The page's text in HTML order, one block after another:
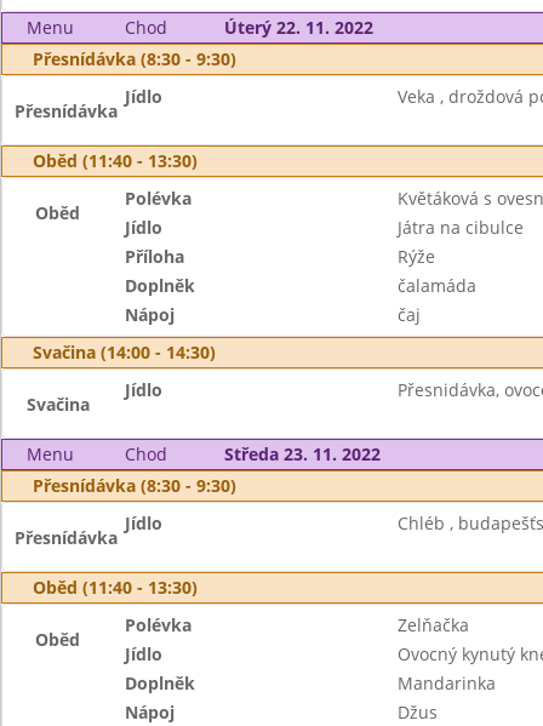
Menu Chod
Úterý 22. 11. 2022
Přesnídávka (8:30 - 9:30)
Přesnídávka
Jídlo Veka , droždová
Oběd (11:40 - 13:30)
Oběd
Polévka
Květáková s
Jídlo
Játra na cibulce
Příloha
Rýže
Doplněk
čalamáda
Nápoj
čaj
Svačina (14:00 - 14:30)
Svačina
Jídlo Přesnidávka,
Menu Chod
Středa 23. 11. 2022
Přesnídávka (8:30 - 9:30)
Přesnídávka
Jídlo Chléb ,
Oběd (11:40 - 13:30)
Oběd
Polévka
Zelňačka
Jídlo
Ovocný kynutý
Doplněk
Mandarinka
Nápoj
Džus